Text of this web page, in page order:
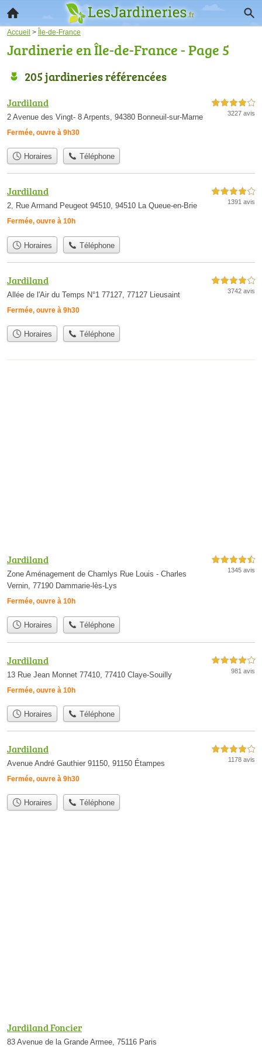
Accueil > Île-de-France
Jardinerie en Île-de-France - Page 5
205 jardineries référencées
Jardiland
2 Avenue des Vingt- 8 Arpents, 94380 Bonneuil-sur-Marne
Fermée, ouvre à 9h30
4,0 étoiles sur 5
3227 avis
Horaires Téléphone
Jardiland
2, Rue Armand Peugeot 94510, 94510 La Queue-en-Brie
Fermée, ouvre à 10h
4,0 étoiles sur 5
1391 avis
Horaires Téléphone
Jardiland
Allée de l'Air du Temps N°1 77127, 77127 Lieusaint
Fermée, ouvre à 9h30
4,0 étoiles sur 5
3742 avis
Horaires Téléphone
Jardiland
Zone Aménagement de Chamlys Rue Louis - Charles
Vernin, 77190 Dammarie-lès-Lys
Fermée, ouvre à 10h
4,5 étoiles sur 5
1345 avis
Horaires Téléphone
Jardiland
13 Rue Jean Monnet 77410, 77410 Claye-Souilly
Fermée, ouvre à 10h
4,0 étoiles sur 5
981 avis
Horaires Téléphone
Jardiland
Avenue André Gauthier 91150, 91150 Étampes
Fermée, ouvre à 9h30
4,0 étoiles sur 5
1178 avis
Horaires Téléphone
Jardiland Foncier
83 Avenue de la Grande Armee, 75116 Paris